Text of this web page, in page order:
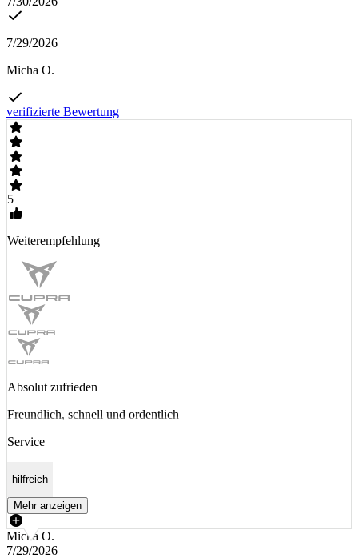
7/29/2026
Micha O.
verifizierte Bewertung
5
Weiterempfehlung
Absolut zufrieden
Freundlich, schnell und ordentlich
Service
hilfreich
Mehr anzeigen
Micha O.
7/29/2026